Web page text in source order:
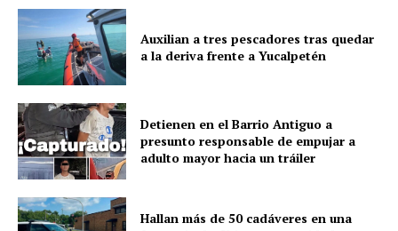
Auxilian a tres pescadores tras quedar
a la deriva frente a Yucalpetén
Detienen en el Barrio Antiguo a
presunto responsable de empujar a
adulto mayor hacia un tráiler
Hallan más de 50 cadáveres en una